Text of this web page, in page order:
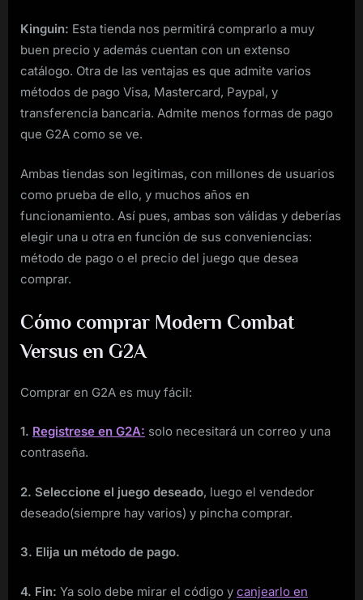
Kinguin: Esta tienda nos permitirá comprarlo a muy
buen precio y además cuentan con un extenso
catálogo. Otra de las ventajas es que admite varios
métodos de pago Visa, Mastercard, Paypal, y
transferencia bancaria. Admite menos formas de pago
que G2A como se ve.
Ambas tiendas son legitimas, con millones de usuarios
como prueba de ello, y muchos años en
funcionamiento. Así pues, ambas son válidas y deberías
elegir una u otra en función de sus conveniencias:
método de pago o el precio del juego que desea
comprar.
Cómo comprar Modern Combat
Versus en G2A
Comprar en G2A es muy fácil:
1. Registrese en G2A: solo necesitará un correo y una
contraseña.
2. Seleccione el juego deseado, luego el vendedor
deseado(siempre hay varios) y pincha comprar.
3. Elija un método de pago.
4. Fin: Ya solo debe mirar el código y canjearlo en